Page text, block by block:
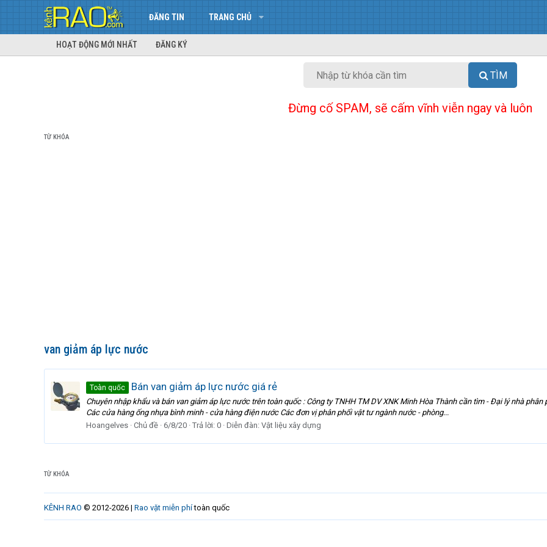
ĐĂNG TIN TRANG CHỦ
HOẠT ĐỘNG MỚI NHẤT ĐĂNG KÝ
TÌM
Đừng cố SPAM, sẽ cấm vĩnh viễn ngay và luôn
TỪ KHÓA
van giảm áp lực nước
Toàn quốc Bán van giảm áp lực nước giá rẻ
Chuyên nhập khẩu và bán van giảm áp lực nước trên toàn quốc : Công ty TNHH TM DV XNK Minh Hòa Thành cần tìm - Đại lý nhà
Các cửa hàng ống nhựa bình minh - cửa hàng điện nước Các đơn vị phân phối vật tư ngành nước - phòng...
Hoangelves Chủ đề 6/8/20 Trả lời: 0 Diễn đàn: Vật liệu xây dựng
TỪ KHÓA
KÊNH RAO © 2012-2026 | Rao vặt miễn phítoàn quốc